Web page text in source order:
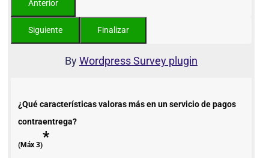
ByWordpress Survey plugin
¿Qué características valoras más en un servicio de pagos
contraentrega?
(Máx 3)*